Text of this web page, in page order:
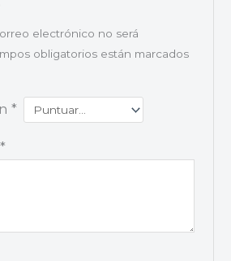
electrónico no será
obligatorios están marcados
*
*